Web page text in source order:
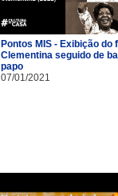
Pontos MIS - Exibição do
Clementina seguido de
papo
07/01/2021